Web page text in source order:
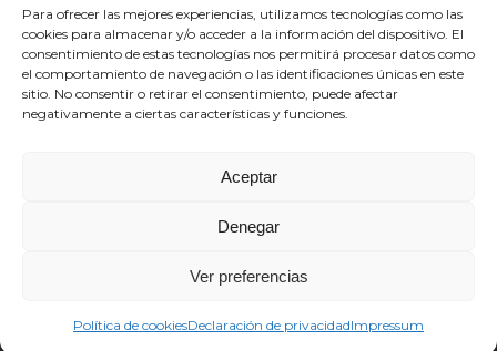
Para ofrecer las mejores experiencias, utilizamos tecnologías como las
cookies para almacenar y/o acceder a la información del dispositivo. El
consentimiento de estas tecnologías nos permitirá procesar datos como
el comportamiento de navegación o las identificaciones únicas en este
sitio. No consentir o retirar el consentimiento, puede afectar
negativamente a ciertas características y funciones.
Aceptar
Denegar
Ver preferencias
Política de cookiesDeclaración de privacidadImpressum